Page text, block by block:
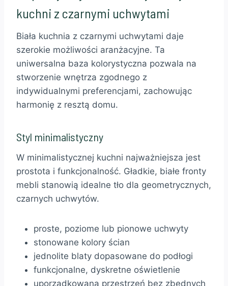
kuchni z czarnymi uchwytami
Biała kuchnia z czarnymi uchwytami daje
szerokie możliwości aranżacyjne. Ta
uniwersalna baza kolorystyczna pozwala na
stworzenie wnętrza zgodnego z
indywidualnymi preferencjami, zachowując
harmonię z resztą domu.
Styl minimalistyczny
W minimalistycznej kuchni najważniejsza jest
prostota i funkcjonalność. Gładkie, białe fronty
mebli stanowią idealne tło dla geometrycznych,
czarnych uchwytów.
proste, poziome lub pionowe uchwyty
stonowane kolory ścian
jednolite blaty dopasowane do podłogi
funkcjonalne, dyskretne oświetlenie
uporządkowana przestrzeń bez zbędnych